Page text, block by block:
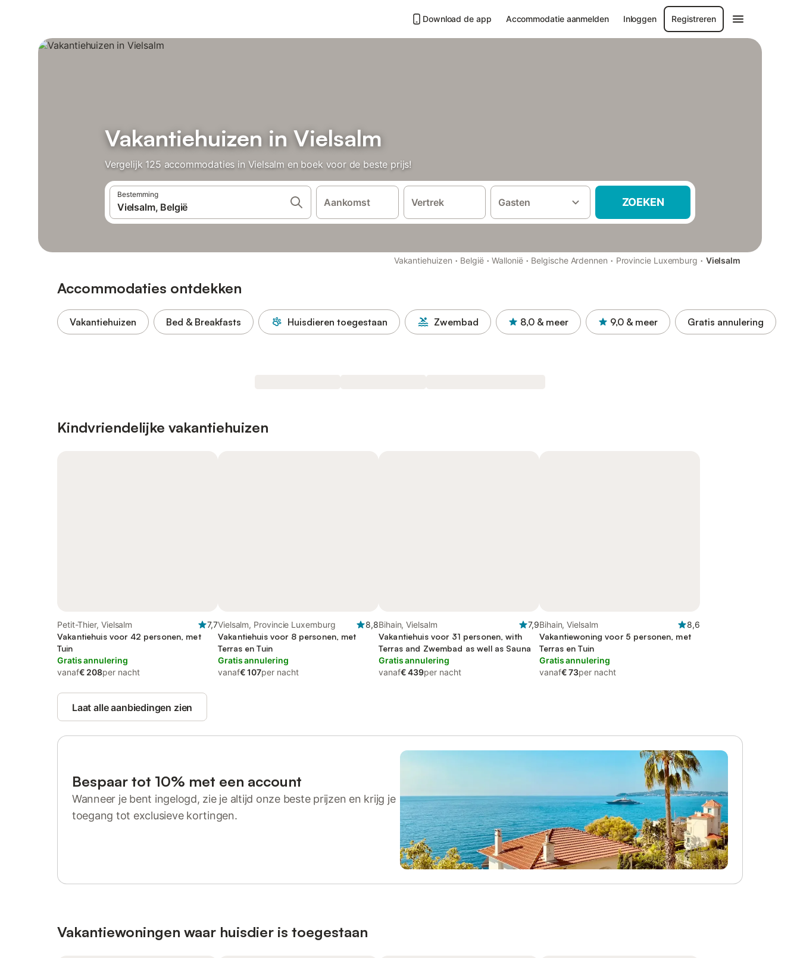
Download de app Accommodatie aanmelden Inloggen Registreren
Vakantiehuizen in Vielsalm
Vergelijk 125 accommodaties in Vielsalm en boek voor de beste prijs!
Bestemming
Aankomst Vertrek Gasten ZOEKEN
Vakantiehuizen · België · Wallonië · Belgische Ardennen · Provincie Luxemburg · Vielsalm
Accommodaties ontdekken
Vakantiehuizen Bed & Breakfasts Huisdieren toegestaan Zwembad 8,0 & meer 9,0 & meer Gratis annulering
Kindvriendelijke vakantiehuizen
Petit-Thier, Vielsalm
7,7
Vakantiehuis voor 42 personen, met
Tuin
Gratis annulering
vanaf€ 208per nacht
Vielsalm, Provincie Luxemburg
8,8
Vakantiehuis voor 8 personen, met
Terras en Tuin
Gratis annulering
vanaf€ 107per nacht
Bihain, Vielsalm
7,9
Vakantiehuis voor 31 personen, with
Terras and Zwembad as well as Sauna
Gratis annulering
vanaf€ 439per nacht
Bihain, Vielsalm
8,6
Vakantiewoning voor 5 personen, met
Terras en Tuin
Gratis annulering
vanaf€ 73per nacht
Laat alle aanbiedingen zien
Bespaar tot 10% met een account
Wanneer je bent ingelogd, zie je altijd onze beste prijzen en krijg je
toegang tot exclusieve kortingen.
Vakantiewoningen waar huisdier is toegestaan